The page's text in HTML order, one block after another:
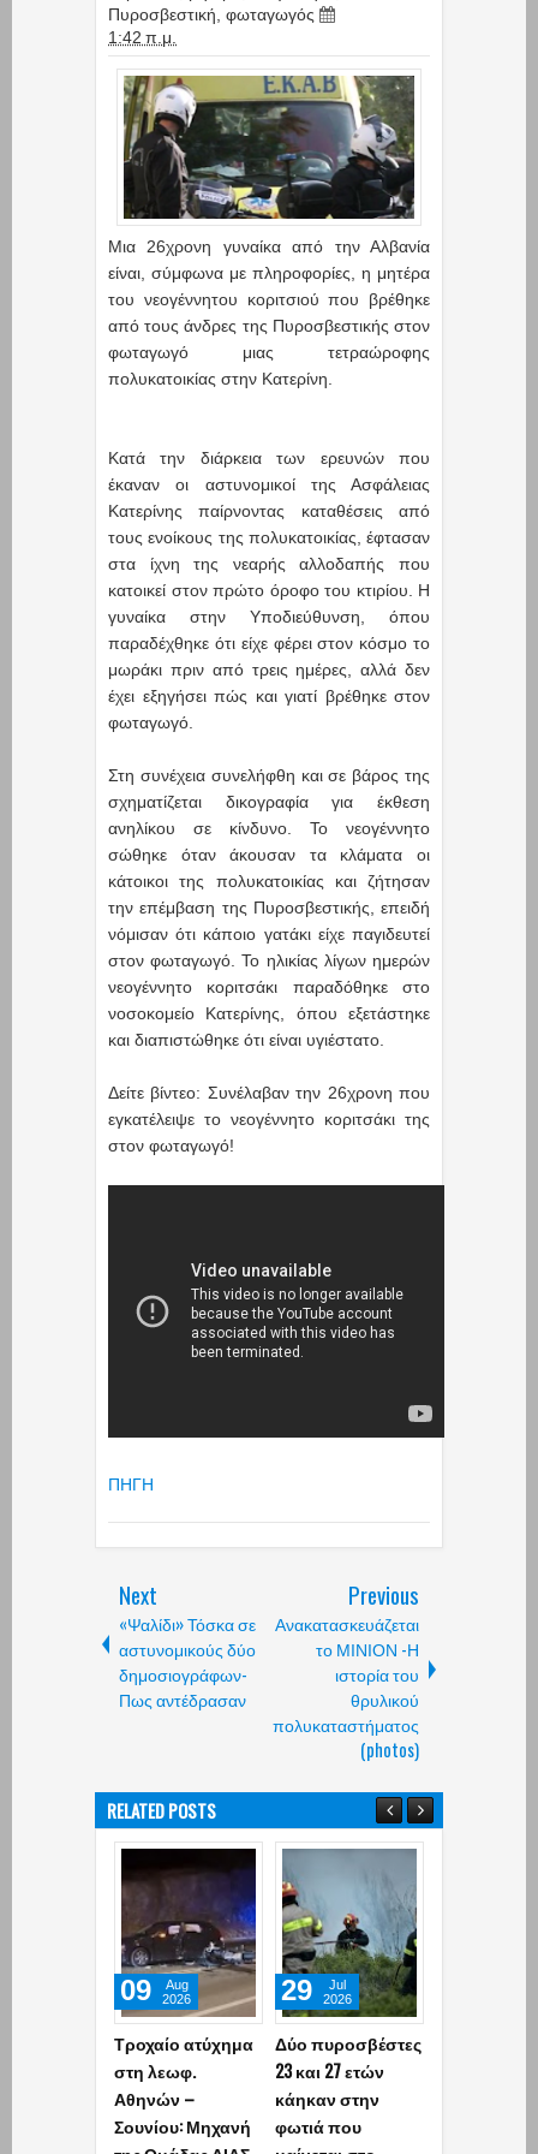
Πυροσβεστική φωταγωγός
1:42 π.μ.
Μια 26χρονη γυναίκα από την Αλβανία
είναι, σύμφωνα με πληροφορίες, η μητέρα
του νεογέννητου κοριτσιού που βρέθηκε
από τους άνδρες της Πυροσβεστικής στον
φωταγωγό μιας τετραώροφης
πολυκατοικίας στην Κατερίνη.
Κατά την διάρκεια των ερευνών που
έκαναν οι αστυνομικοί της Ασφάλειας
Κατερίνης παίρνοντας καταθέσεις από
τους ενοίκους της πολυκατοικίας, έφτασαν
στα ίχνη της νεαρής αλλοδαπής που
κατοικεί στον πρώτο όροφο του κτιρίου. Η
γυναίκα στην Υποδιεύθυνση, όπου
παραδέχθηκε ότι είχε φέρει στον κόσμο το
μωράκι πριν από τρεις ημέρες, αλλά δεν
έχει εξηγήσει πώς και γιατί βρέθηκε στον
φωταγωγό.
Στη συνέχεια συνελήφθη και σε βάρος της
σχηματίζεται δικογραφία για έκθεση
ανηλίκου σε κίνδυνο. Το νεογέννητο
σώθηκε όταν άκουσαν τα κλάματα οι
κάτοικοι της πολυκατοικίας και ζήτησαν
την επέμβαση της Πυροσβεστικής, επειδή
νόμισαν ότι κάποιο γατάκι είχε παγιδευτεί
στον φωταγωγό. Το ηλικίας λίγων ημερών
νεογέννητο κοριτσάκι παραδόθηκε στο
νοσοκομείο Κατερίνης, όπου εξετάστηκε
και διαπιστώθηκε ότι είναι υγιέστατο.
Δείτε βίντεο: Συνέλαβαν την 26χρονη που
εγκατέλειψε το νεογέννητο κοριτσάκι της
στον φωταγωγό!
ΠΗΓΗ
Next
«Ψαλίδι» Τόσκα σε
αστυνομικούς δύο
δημοσιογράφων-
Πως αντέδρασαν
Previous
Ανακατασκευάζεται
το ΜΙΝΙΟΝ -Η
ιστορία του
θρυλικού
πολυκαταστήματος
(photos)
RELATED POSTS
Τροχαίο ατύχημα
στη λεωφ.
Αθηνών –
Σουνίου: Μηχανή
09
Aug
2026
Δύο πυροσβέστες
23 και 27 ετών
κάηκαν στην
φωτιά που
29
Jul
2026